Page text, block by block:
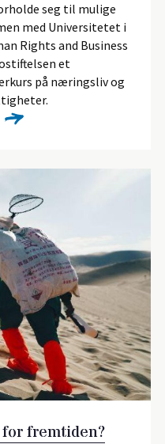
seg til mulige
med Universitetet i
Rights and Business
et
på næringsliv og
fremtiden?